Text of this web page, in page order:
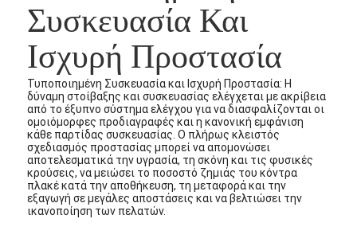
Συσκευασία Και
Ισχυρή Προστασία
Τυποποιημένη Συσκευασία και Ισχυρή Προστασία: Η
δύναμη στοίβαξης και συσκευασίας ελέγχεται με ακρίβεια
από το έξυπνο σύστημα ελέγχου για να διασφαλίζονται οι
ομοιόμορφες προδιαγραφές και η κανονική εμφάνιση
κάθε παρτίδας συσκευασίας. Ο πλήρως κλειστός
σχεδιασμός προστασίας μπορεί να απομονώσει
αποτελεσματικά την υγρασία, τη σκόνη και τις φυσικές
κρούσεις, να μειώσει το ποσοστό ζημιάς του κόντρα
πλακέ κατά την αποθήκευση, τη μεταφορά και την
εξαγωγή σε μεγάλες αποστάσεις και να βελτιώσει την
ικανοποίηση των πελατών.